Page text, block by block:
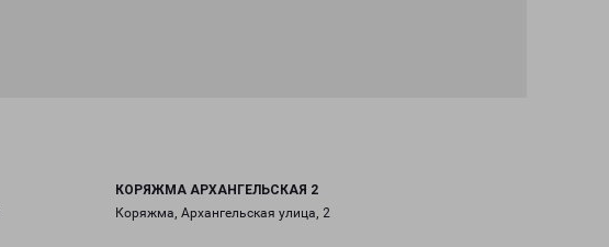
КОРЯЖМА АРХАНГЕЛЬСКАЯ 2
Коряжма, Архангельская улица, 2